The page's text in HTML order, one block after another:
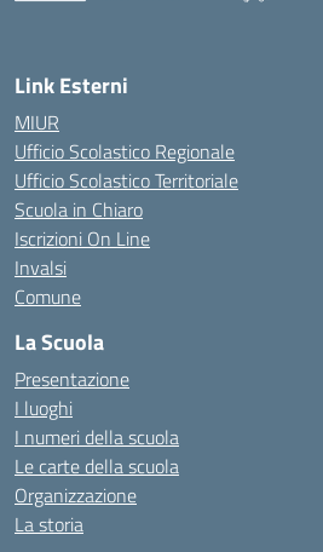
Link Esterni
MIUR
Ufficio Scolastico Regionale
Ufficio Scolastico Territoriale
Scuola in Chiaro
Iscrizioni On Line
Invalsi
Comune
La Scuola
Presentazione
I luoghi
I numeri della scuola
Le carte della scuola
Organizzazione
La storia